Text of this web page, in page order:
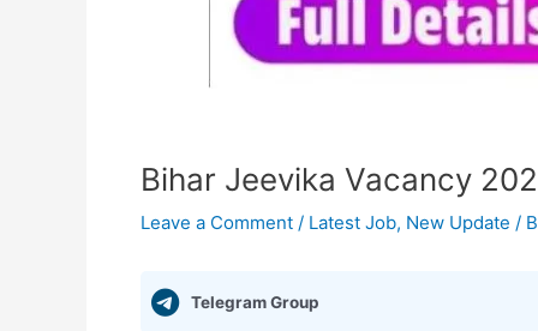
Bihar Jeevika Vacancy 2025:
Leave a Comment / Latest Job, New Update /
Telegram Group